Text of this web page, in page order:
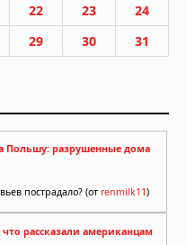
22 23
24
29 30 31
Польшу: разрушенные дома
пострадало? (от renmilk11)
рассказали американцам